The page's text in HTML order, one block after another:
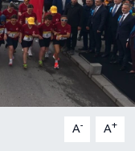
A- A+